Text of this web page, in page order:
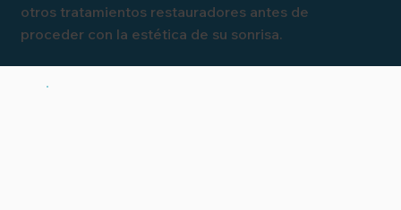
otros tratamientos restauradores antes de
proceder con la estética de su sonrisa.